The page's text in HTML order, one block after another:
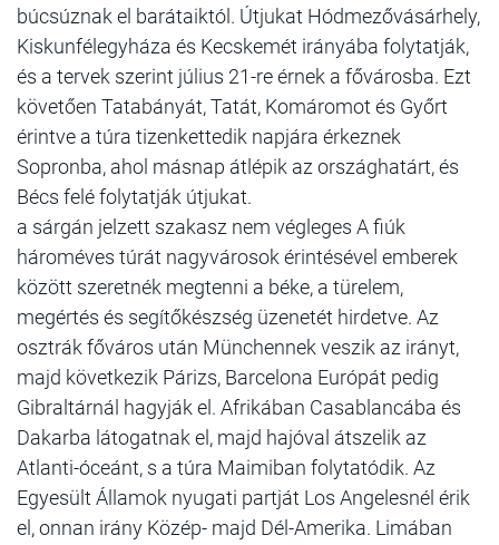
búcsúznak el barátaiktól. Útjukat Hódmezővásárhely,
Kiskunfélegyháza és Kecskemét irányába folytatják,
és a tervek szerint július 21-re érnek a fővárosba. Ezt
követően Tatabányát, Tatát, Komáromot és Győrt
érintve a túra tizenkettedik napjára érkeznek
Sopronba, ahol másnap átlépik az országhatárt, és
Bécs felé folytatják útjukat.
a sárgán jelzett szakasz nem végleges A fiúk
hároméves túrát nagyvárosok érintésével emberek
között szeretnék megtenni a béke, a türelem,
megértés és segítőkészség üzenetét hirdetve. Az
osztrák főváros után Münchennek veszik az irányt,
majd következik Párizs, Barcelona Európát pedig
Gibraltárnál hagyják el. Afrikában Casablancába és
Dakarba látogatnak el, majd hajóval átszelik az
Atlanti-óceánt, s a túra Maimiban folytatódik. Az
Egyesült Államok nyugati partját Los Angelesnél érik
el, onnan irány Közép- majd Dél-Amerika. Limában